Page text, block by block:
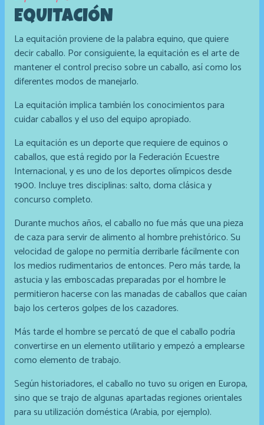
EQUITACIÓN
La equitación proviene de la palabra equino, que quiere
decir caballo. Por consiguiente, la equitación es el arte de
mantener el control preciso sobre un caballo, así como los
diferentes modos de manejarlo.
La equitación implica también los conocimientos para
cuidar caballos y el uso del equipo apropiado.
La equitación es un deporte que requiere de equinos o
caballos, que está regido por la Federación Ecuestre
Internacional, y es uno de los deportes olímpicos desde
1900. Incluye tres disciplinas: salto, doma clásica y
concurso completo.
Durante muchos años, el caballo no fue más que una pieza
de caza para servir de alimento al hombre prehistórico. Su
velocidad de galope no permitía derribarle fácilmente con
los medios rudimentarios de entonces. Pero más tarde, la
astucia y las emboscadas preparadas por el hombre le
permitieron hacerse con las manadas de caballos que caían
bajo los certeros golpes de los cazadores.
Más tarde el hombre se percató de que el caballo podría
convertirse en un elemento utilitario y empezó a emplearse
como elemento de trabajo.
Según historiadores, el caballo no tuvo su origen en Europa,
sino que se trajo de algunas apartadas regiones orientales
para su utilización doméstica (Arabia, por ejemplo).